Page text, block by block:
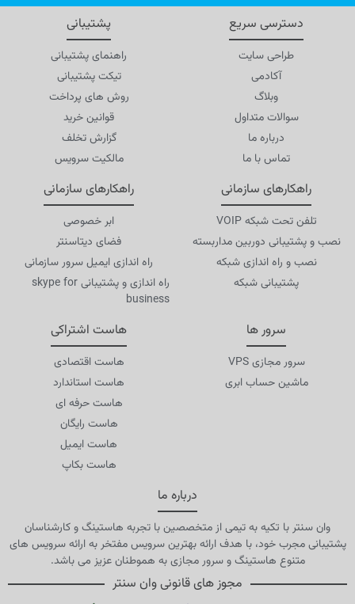
درباره ما
وان سنتر با تکیه به تیمی از متخصصین با تجربه هاستینگ و کارشناسان
پشتیبانی مجرب خود، با هدف ارائه بهترین سرویس مفتخر به ارائه سرویس های
متنوع هاستینگ و سرور مجازی به هموطنان عزیز می باشد.
هاست اشتراکی
هاست اقتصادی
هاست استاندارد
هاست حرفه ای
هاست رایگان
هاست ایمیل
هاست بکاپ
سرور ها
سرور مجازی VPS
ماشین حساب ابری
راهکارهای سازمانی
ابر خصوصی
فضای دیتاسنتر
راه اندازی ایمیل سرور سازمانی
راه اندازی و پشتیبانی skype for
business
راهکارهای سازمانی
تلفن تحت شبکه VOIP
نصب و پشتیبانی دوربین مداربسته
نصب و راه اندازی شبکه
پشتیبانی شبکه
پشتیبانی
راهنمای پشتیبانی
تیکت پشتیبانی
روش های پرداخت
قوانین خرید
گزارش تخلف
مالکیت سرویس
دسترسی سریع
طراحی سایت
آکادمی
وبلاگ
سوالات متداول
درباره ما
تماس با ما
مجوز های قانونی وان سنتر